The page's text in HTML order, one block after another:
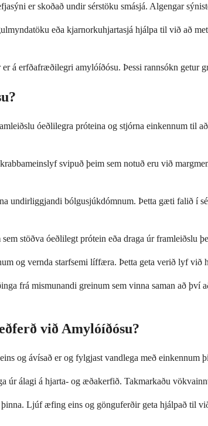
er skoðað undir sérstöku smásjá. Algengar
eða kjarnorkuhjartasjá hjálpa til við að
á erfðafræðilegri amylóíðósu. Þessi rannsókn getur
óeðlilegra próteina og stjórna einkennum
svipuð þeim sem notuð eru við
undirliggjandi bólgusjúkdómnum. Þetta gæti falið í
stöðva óeðlilegt prótein eða draga úr framleiðslu
og vernda starfsemi líffæra. Þetta geta verið lyf
frá mismunandi greinum sem vinna saman að
við Amylóíðósu?
og ávísað er og fylgjast vandlega með
úr álagi á hjarta- og æðakerfið. Takmarkaðu
Ljúf æfing eins og gönguferðir geta hjálpað til